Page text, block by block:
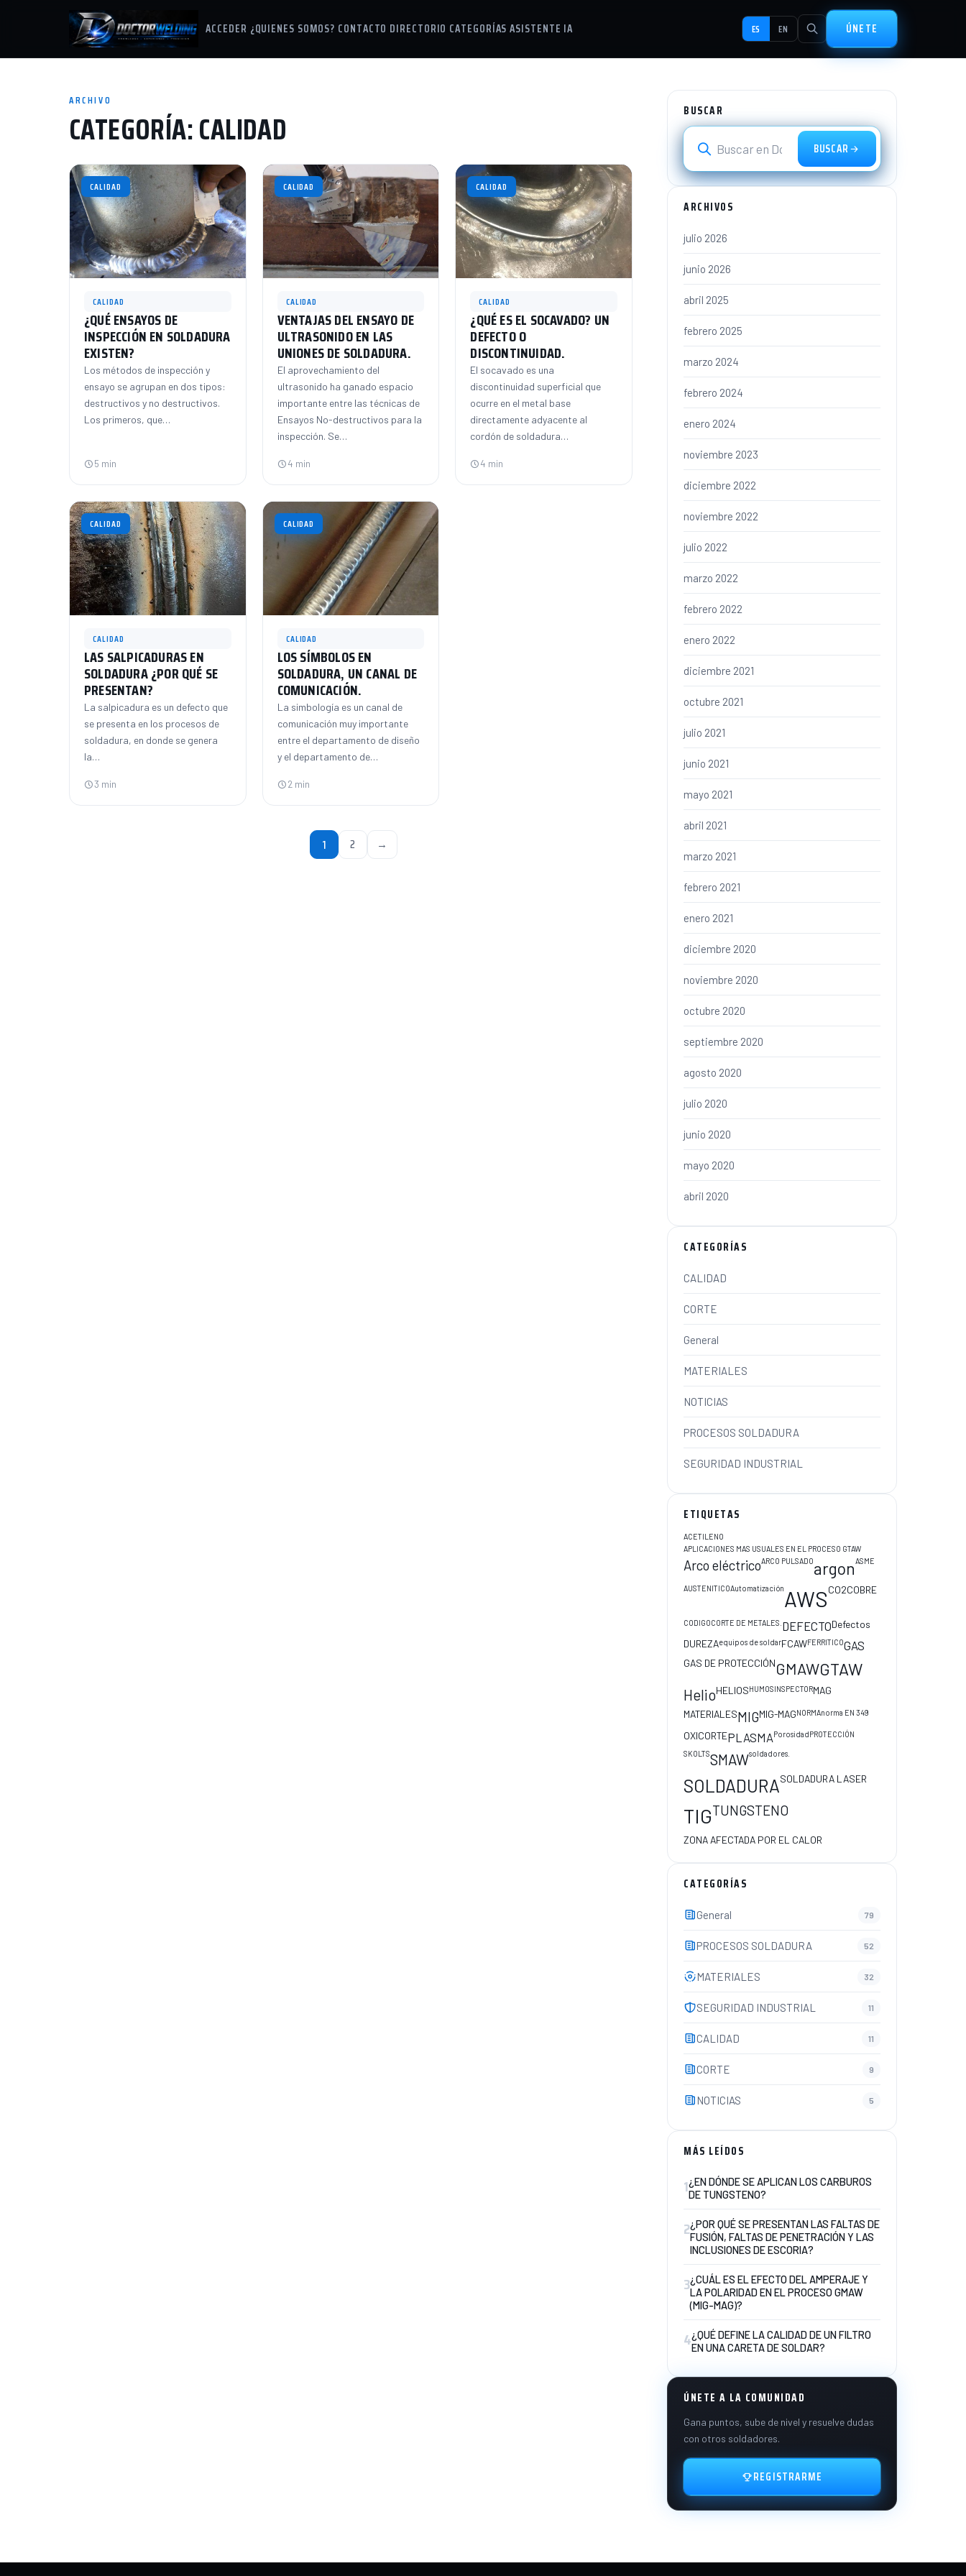
ACCEDER ¿QUIENES SOMOS? CONTACTO DIRECTORIO CATEGORÍAS ASISTENTE IA ES EN ÚNETE
ARCHIVO
CATEGORÍA:CALIDAD
CALIDAD
CALIDAD
¿QUÉ ENSAYOS DE
INSPECCIÓN EN SOLDADURA
EXISTEN?
Los métodos de inspección y
ensayo se agrupan en dos tipos:
destructivos y no destructivos.
Los primeros, que…
5 min
CALIDAD
CALIDAD
VENTAJAS DEL ENSAYO DE
ULTRASONIDO EN LAS
UNIONES DE SOLDADURA.
El aprovechamiento del
ultrasonido ha ganado espacio
importante entre las técnicas de
Ensayos No-destructivos para la
inspección. Se…
4 min
CALIDAD
CALIDAD
¿QUÉ ES EL SOCAVADO? UN
DEFECTO O
DISCONTINUIDAD.
El socavado es una
discontinuidad superficial que
ocurre en el metal base
directamente adyacente al
cordón de soldadura…
4 min
CALIDAD
CALIDAD
LAS SALPICADURAS EN
SOLDADURA ¿POR QUÉ SE
PRESENTAN?
La salpicadura es un defecto que
se presenta en los procesos de
soldadura, en donde se genera
la…
3 min
CALIDAD
CALIDAD
LOS SÍMBOLOS EN
SOLDADURA, UN CANAL DE
COMUNICACIÓN.
La simbología es un canal de
comunicación muy importante
entre el departamento de diseño
y el departamento de…
2 min
Paginación
de 1 2 →
BUSCAR
BUSCAR
ARCHIVOS
julio 2026
junio 2026
abril 2025
febrero 2025
marzo 2024
febrero 2024
enero 2024
noviembre 2023
diciembre 2022
noviembre 2022
julio 2022
marzo 2022
febrero 2022
enero 2022
diciembre 2021
octubre 2021
julio 2021
junio 2021
mayo 2021
abril 2021
marzo 2021
febrero 2021
enero 2021
diciembre 2020
noviembre 2020
octubre 2020
septiembre 2020
agosto 2020
julio 2020
junio 2020
mayo 2020
abril 2020
CATEGORÍAS
CALIDAD
CORTE
General
MATERIALES
NOTICIAS
PROCESOS SOLDADURA
SEGURIDAD INDUSTRIAL
ETIQUETAS
ACETILENO
APLICACIONES MAS USUALES EN EL PROCESO GTAW
Arco eléctricoARCO PULSADOargonASME
AUSTENITICOAutomatizaciónAWSCO2COBRE
CODIGOCORTE DE METALES. DEFECTODefectos
DUREZAequipos de soldarFCAWFERRITICOGAS
GAS DE PROTECCIÓNGMAWGTAW
HelioHELIOSHUMOSINSPECTORMAG
MATERIALESMIGMIG-MAGNORMAnorma EN 349
OXICORTEPLASMAPorosidadPROTECCIÓN
SKOLTSSMAWsoldadores.
SOLDADURASOLDADURA LASER
TIGTUNGSTENO
ZONA AFECTADA POR EL CALOR
CATEGORÍAS
General 79
PROCESOS SOLDADURA 52
MATERIALES 32
SEGURIDAD INDUSTRIAL 11
CALIDAD 11
CORTE 9
NOTICIAS 5
MÁS LEÍDOS
1¿EN DÓNDE SE APLICAN LOS CARBUROS
DE TUNGSTENO?
2¿POR QUÉ SE PRESENTAN LAS FALTAS DE
FUSIÓN, FALTAS DE PENETRACIÓN Y LAS
INCLUSIONES DE ESCORIA?
3¿CUÁL ES EL EFECTO DEL AMPERAJE Y
LA POLARIDAD EN EL PROCESO GMAW
(MIG-MAG)?
4¿QUÉ DEFINE LA CALIDAD DE UN FILTRO
EN UNA CARETA DE SOLDAR?
ÚNETE A LA COMUNIDAD
Gana puntos, sube de nivel y resuelve dudas
con otros soldadores.
REGISTRARME